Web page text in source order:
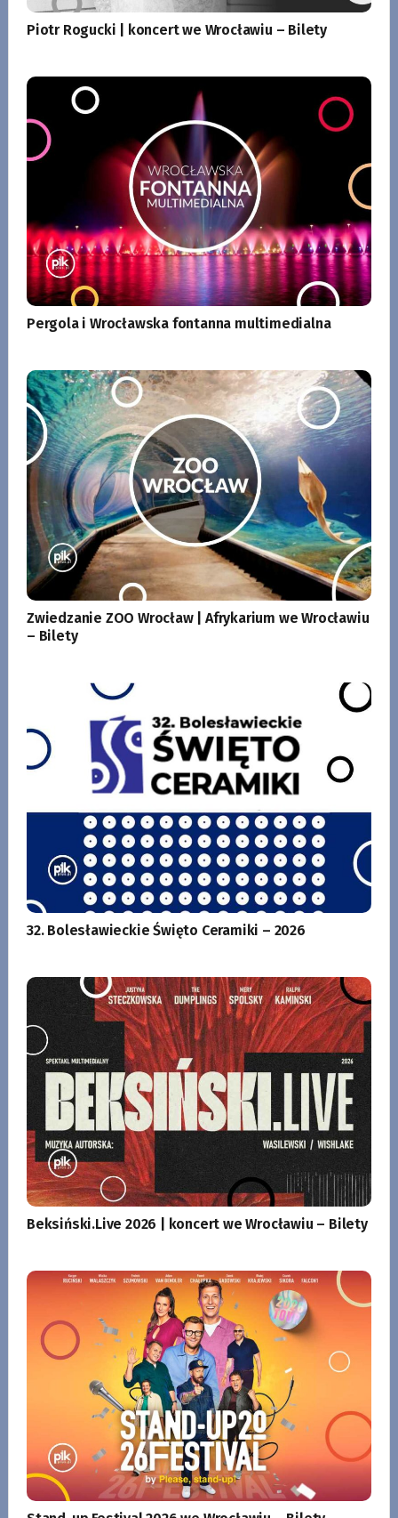
Piotr Rogucki | koncert we Wrocławiu – Bilety
Pergola i Wrocławska fontanna multimedialna
Zwiedzanie ZOO Wrocław | Afrykarium we Wrocławiu
– Bilety
32. Bolesławieckie Święto Ceramiki – 2026
Beksiński.Live 2026 | koncert we Wrocławiu – Bilety